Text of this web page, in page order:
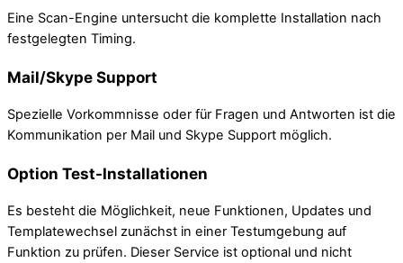
Eine Scan-Engine untersucht die komplette Installation nach
festgelegten Timing.
Mail/Skype Support
Spezielle Vorkommnisse oder für Fragen und Antworten ist die
Kommunikation per Mail und Skype Support möglich.
Option Test-Installationen
Es besteht die Möglichkeit, neue Funktionen, Updates und
Templatewechsel zunächst in einer Testumgebung auf
Funktion zu prüfen. Dieser Service ist optional und nicht